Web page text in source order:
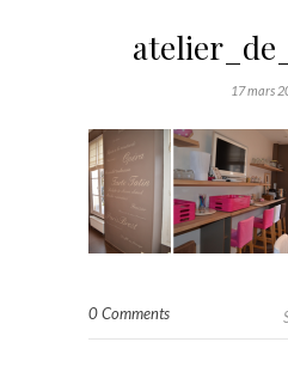
17 mars
0 Comments